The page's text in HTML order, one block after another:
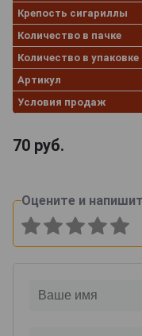
Крепость сигариллы
Количество в пачке
Количество в упаковке
Артикул
Условия продаж
70 руб.
Оцените и